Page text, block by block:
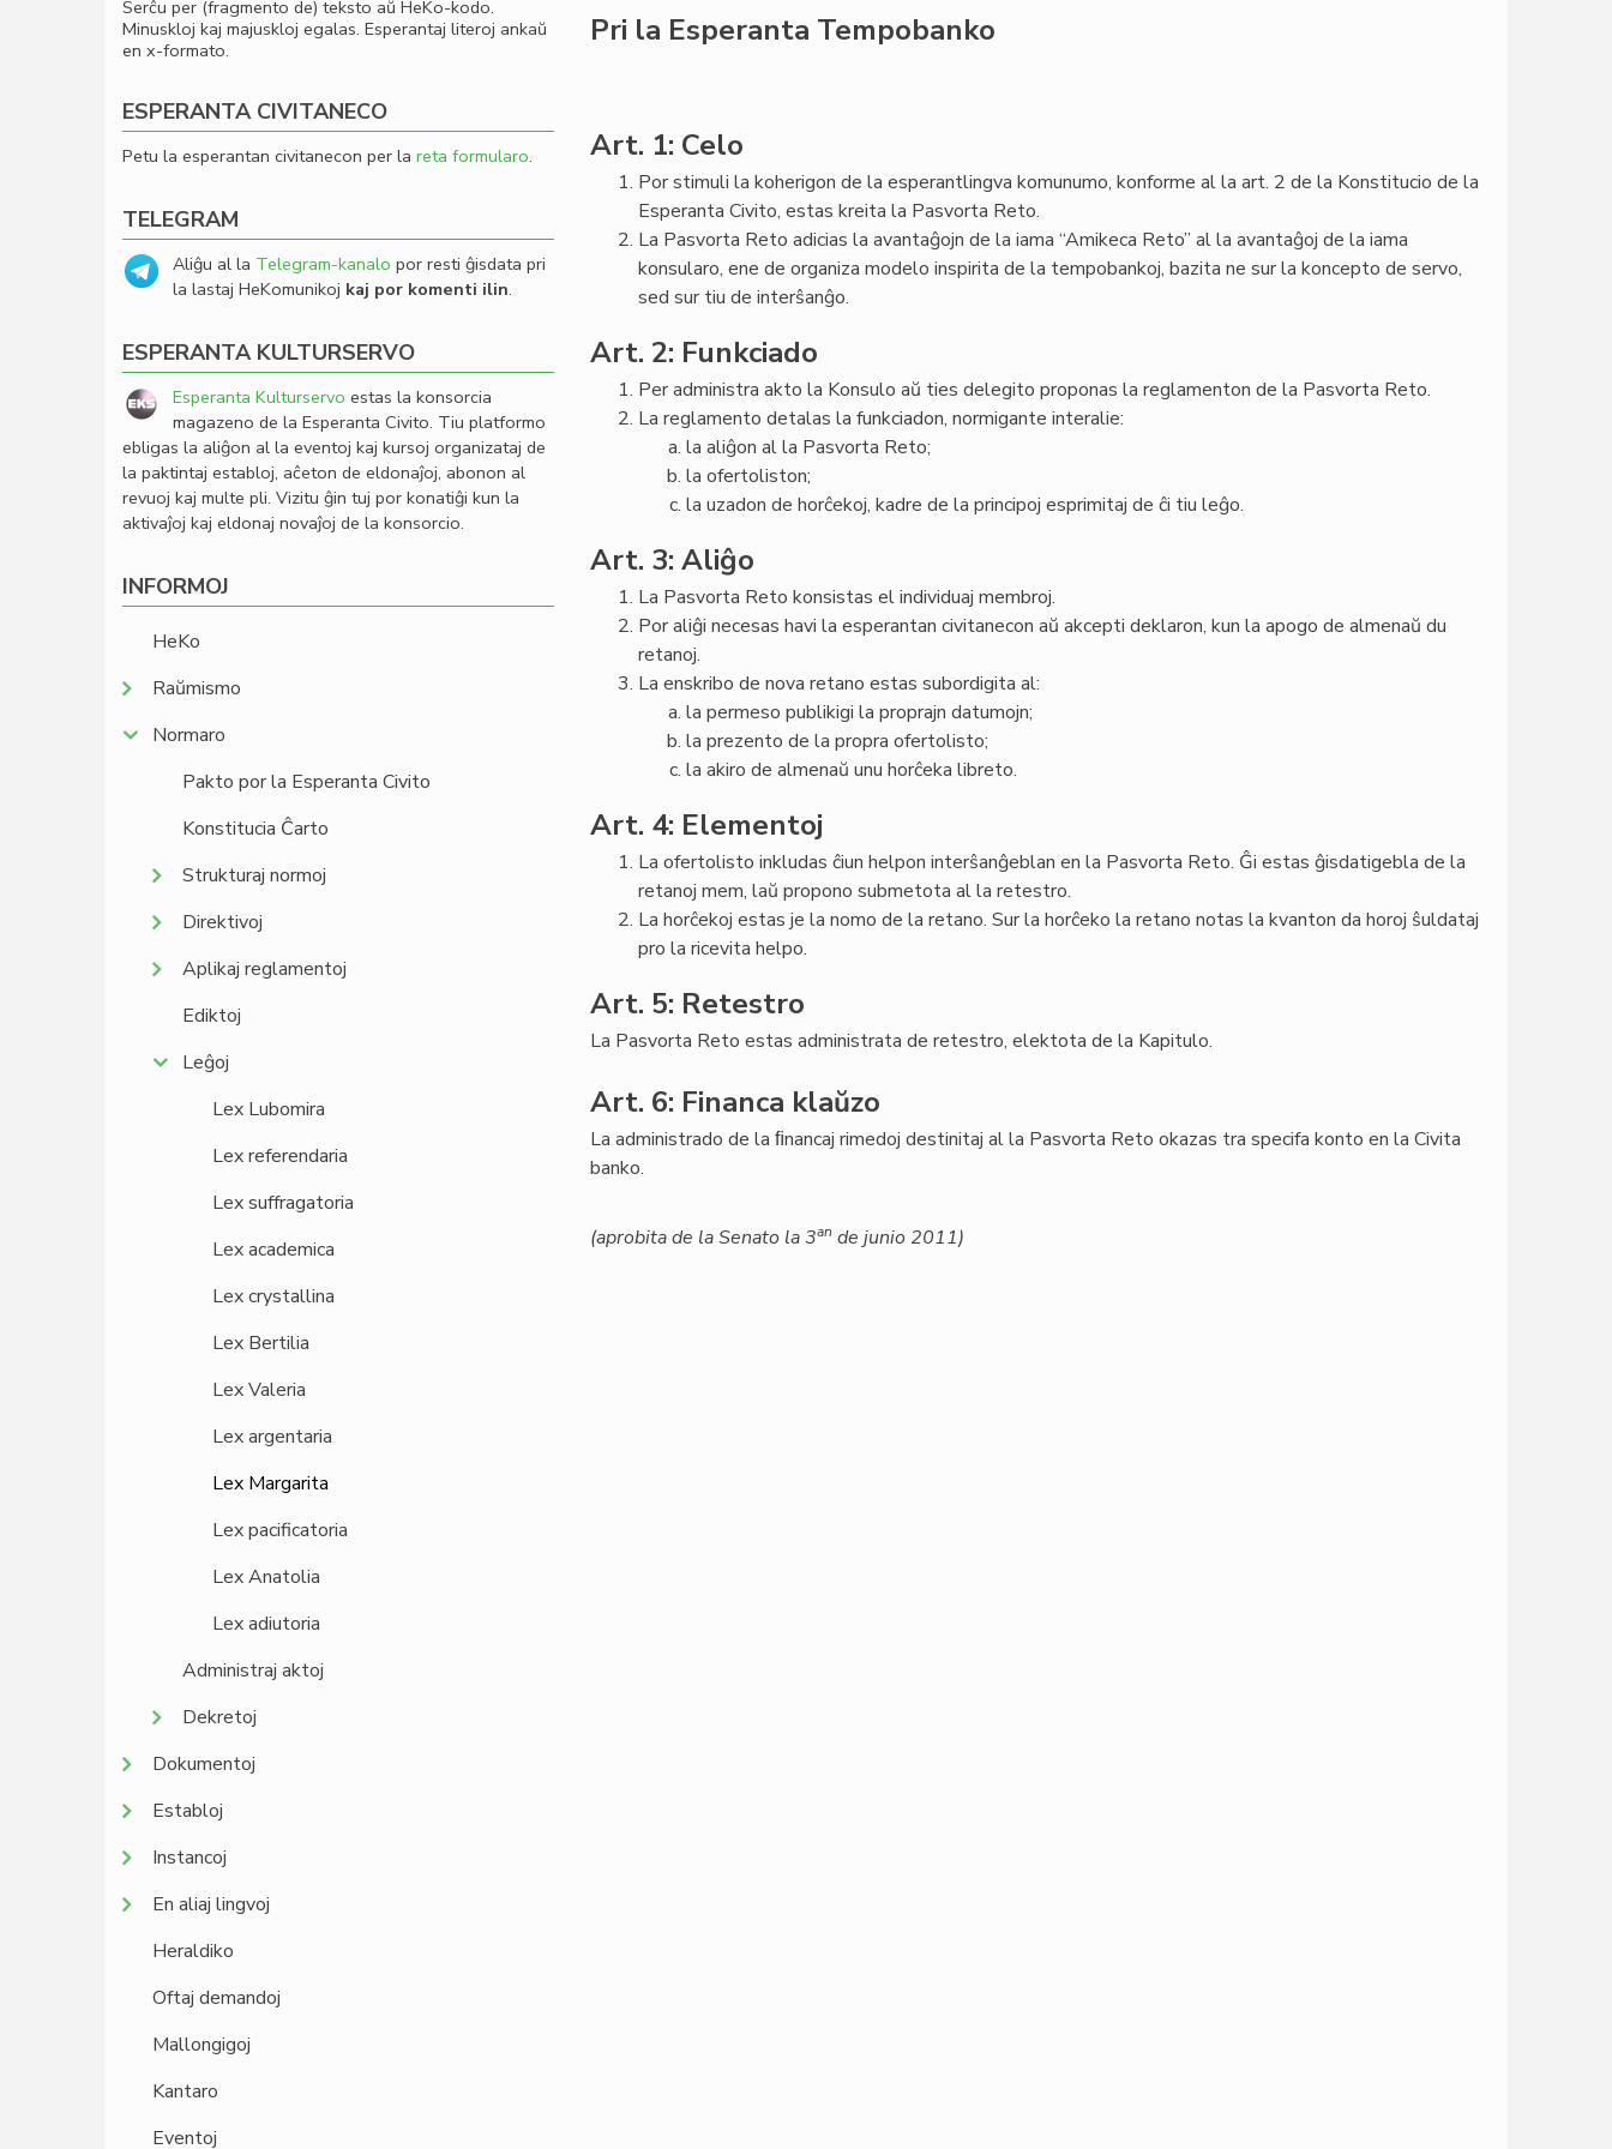
Pri la Esperanta Tempobanko
Art. 1: Celo
Por stimuli la koherigon de la esperantlingva komunumo, konforme al la art. 2 de la Konstitucio de la
Esperanta Civito, estas kreita la Pasvorta Reto.
La Pasvorta Reto adicias la avantaĝojn de la iama “Amikeca Reto” al la avantaĝoj de la iama
konsularo, ene de organiza modelo inspirita de la tempobankoj, bazita ne sur la koncepto de servo,
sed sur tiu de interŝanĝo.
Art. 2: Funkciado
Per administra akto la Konsulo aŭ ties delegito proponas la reglamenton de la Pasvorta Reto.
La reglamento detalas la funkciadon, normigante interalie:
la aliĝon al la Pasvorta Reto;
la ofertoliston;
la uzadon de horĉekoj, kadre de la principoj esprimitaj de ĉi tiu leĝo.
Art. 3: Aliĝo
La Pasvorta Reto konsistas el individuaj membroj.
Por aliĝi necesas havi la esperantan civitanecon aŭ akcepti deklaron, kun la apogo de almenaŭ du
retanoj.
La enskribo de nova retano estas subordigita al:
la permeso publikigi la proprajn datumojn;
la prezento de la propra ofertolisto;
la akiro de almenaŭ unu horĉeka libreto.
Art. 4: Elementoj
La ofertolisto inkludas ĉiun helpon interŝanĝeblan en la Pasvorta Reto. Ĝi estas ĝisdatigebla de la
retanoj mem, laŭ propono submetota al la retestro.
La horĉekoj estas je la nomo de la retano. Sur la horĉeko la retano notas la kvanton da horoj ŝuldataj
pro la ricevita helpo.
Art. 5: Retestro
La Pasvorta Reto estas administrata de retestro, elektota de la Kapitulo.
Art. 6: Financa klaŭzo
La administrado de la ﬁnancaj rimedoj destinitaj al la Pasvorta Reto okazas tra specifa konto en la Civita
banko.
(aprobita de la Senato la 3an de junio 2011)
Serĉu per (fragmento de) teksto aŭ HeKo-kodo.
Minuskloj kaj majuskloj egalas. Esperantaj literoj ankaŭ
en x-formato.
ESPERANTA CIVITANECO
Petu la esperantan civitanecon per la reta formularo.
TELEGRAM
Aliĝu al la Telegram-kanalo por resti ĝisdata pri
la lastaj HeKomunikoj kaj por komenti ilin.
ESPERANTA KULTURSERVO
Esperanta Kulturservo estas la konsorcia
magazeno de la Esperanta Civito. Tiu platformo
ebligas la aliĝon al la eventoj kaj kursoj organizataj de
la paktintaj establoj, aĉeton de eldonaĵoj, abonon al
revuoj kaj multe pli. Vizitu ĝin tuj por konatiĝi kun la
aktivaĵoj kaj eldonaj novaĵoj de la konsorcio.
INFORMOJ
HeKo
Raŭmismo
Normaro
Pakto por la Esperanta Civito
Konstitucia Ĉarto
Strukturaj normoj
Direktivoj
Aplikaj reglamentoj
Ediktoj
Leĝoj
Lex Lubomira
Lex referendaria
Lex suffragatoria
Lex academica
Lex crystallina
Lex Bertilia
Lex Valeria
Lex argentaria
Lex Margarita
Lex pacificatoria
Lex Anatolia
Lex adiutoria
Administraj aktoj
Dekretoj
Dokumentoj
Establoj
Instancoj
En aliaj lingvoj
Heraldiko
Oftaj demandoj
Mallongigoj
Kantaro
Eventoj